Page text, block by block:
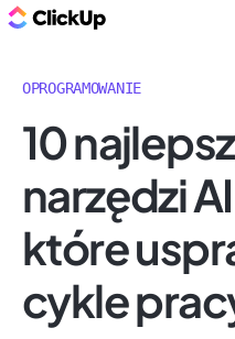
OPROGRAMOWANIE
10
narzędzi
które
cykle